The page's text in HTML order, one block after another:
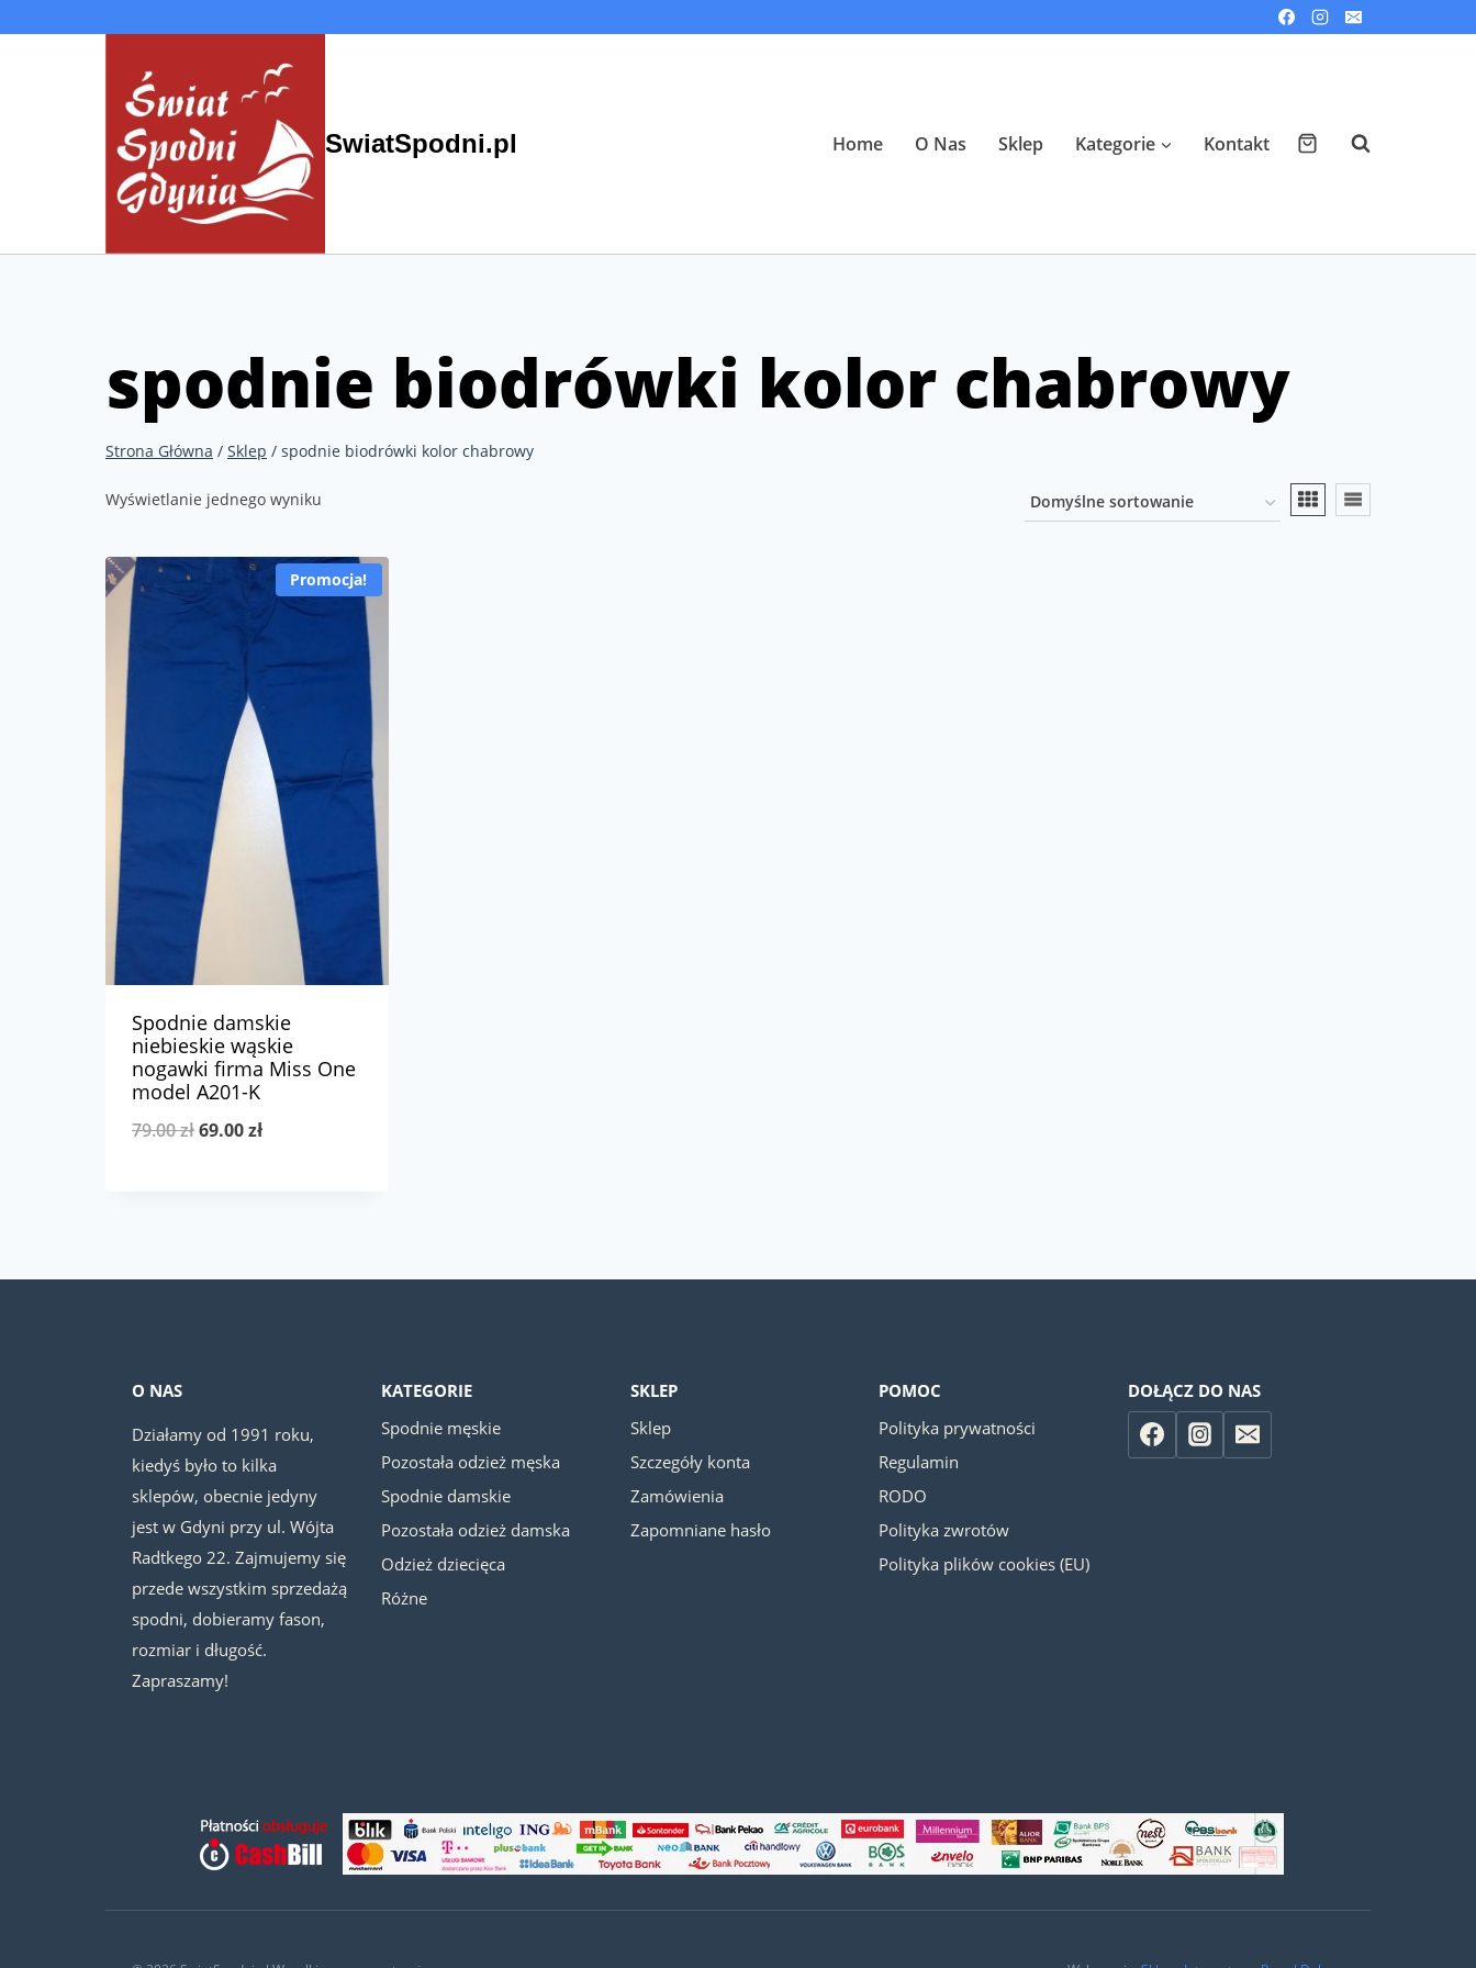
SwiatSpodni.pl Home O Nas Sklep Kategorie Kontakt
spodnie biodrówki kolor chabrowy
Strona Główna / Sklep / spodnie biodrówki kolor chabrowy
Wyświetlanie jednego wyniku
Promocja!
Spodnie damskie
niebieskie wąskie
nogawki firma Miss One
model A201-K
79.00złPierwotna
69.00złAktualna
O NAS
Działamy od 1991 roku,
kiedyś było to kilka
sklepów, obecnie jedyny
jest w Gdyni przy ul. Wójta
Radtkego 22. Zajmujemy się
przede wszystkim sprzedażą
spodni, dobieramy fason,
rozmiar i długość.
Zapraszamy!
KATEGORIE
Spodnie męskie
Pozostała odzież męska
Spodnie damskie
Pozostała odzież damska
Odzież dziecięca
Różne
SKLEP
Sklep
Szczegóły konta
Zamówienia
Zapomniane hasło
POMOC
Polityka prywatności
Regulamin
RODO
Polityka zwrotów
Polityka plików cookies (EU)
DOŁĄCZ DO NAS